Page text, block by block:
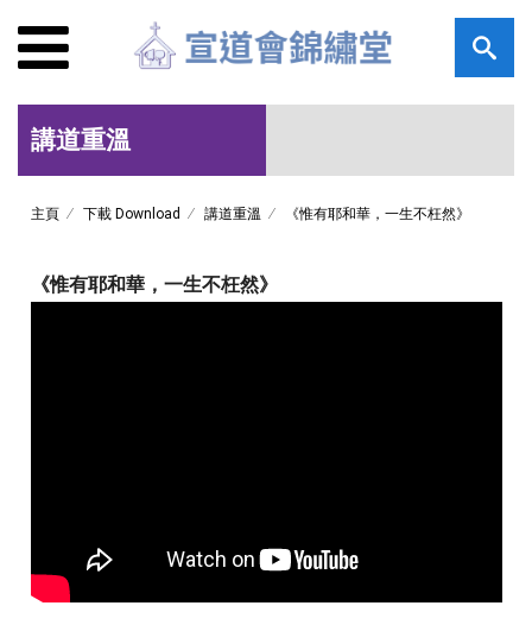
講道重溫
主頁 下載 Download 講道重溫 《惟有耶和華，一生不枉然》
《惟有耶和華，一生不枉然》